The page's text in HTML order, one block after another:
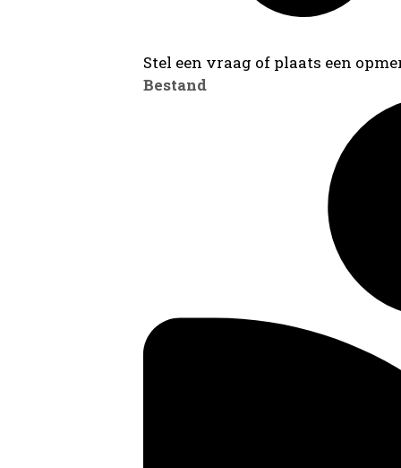
Stel een vraag of plaats een
Bestand